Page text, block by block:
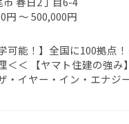
円 ～ 500,000円
可能！】全国に100拠点
＜＜ 【ヤマト住建の強み
・イヤー・イン・エナジ